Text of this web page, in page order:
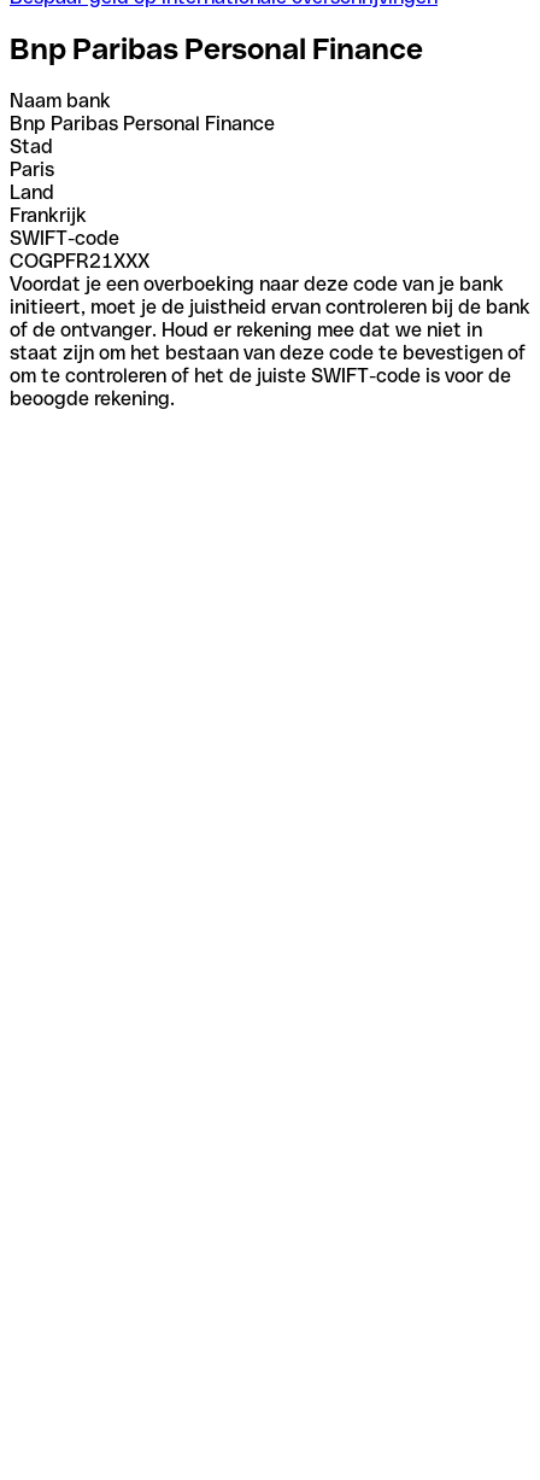
Bnp Paribas Personal Finance
Naam bank
Bnp Paribas Personal Finance
Stad
Paris
Land
Frankrijk
SWIFT-code
COGPFR21XXX
Voordat je een overboeking naar deze code van je bank
initieert, moet je de juistheid ervan controleren bij de bank
of de ontvanger. Houd er rekening mee dat we niet in
staat zijn om het bestaan van deze code te bevestigen of
om te controleren of het de juiste SWIFT-code is voor de
beoogde rekening.